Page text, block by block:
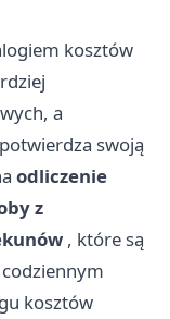
kosztów
a
swoją
odliczenie
z
, które są
kosztów